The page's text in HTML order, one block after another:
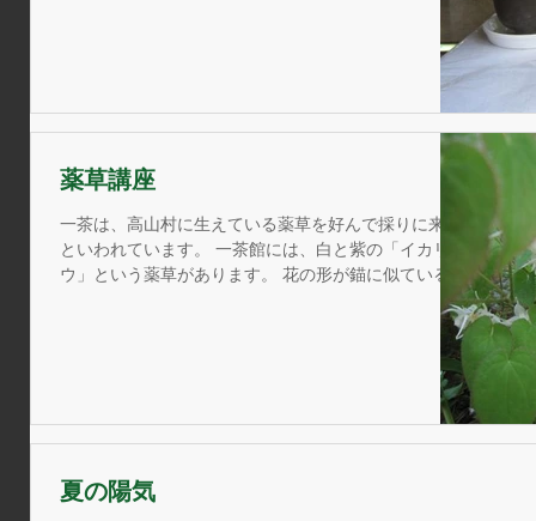
薬草講座
一茶は、高山村に生えている薬草を好んで採りに来た
といわれています。 一茶館には、白と紫の「イカリソ
ウ」という薬草があります。 花の形が錨に似ているた
夏の陽気